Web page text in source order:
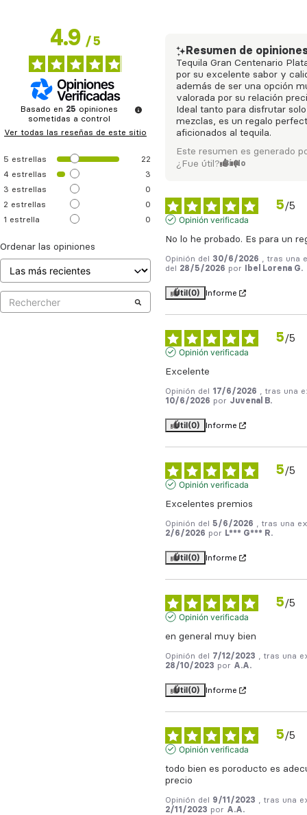
4.9/5
Basado en 25 opiniones
sometidas a control
Ver todas las reseñas de este sitio
5 estrellas
22
4 estrellas
3
3 estrellas
0
2 estrellas
0
1 estrella 0
Ordenar las opiniones
Resumen de
Tequila Gran Centenario
por su excelente sabor y
además de ser una opción
valorada por su relación
Ideal tanto para disfrutar
mezclas, es un regalo
aficionados al tequila.
Este resumen es generado
¿Fue útil? Sí No
5/5
Opinión verificada
No lo he probado. Es para un
Opinión del 30/6/2026
, tras una
del 28/5/2026 por Ibel Lorena G.
Útil(0) Informe
5/5
Opinión verificada
Excelente
Opinión del 17/6/2026
, tras una
10/6/2026 por Juvenal B.
Útil(0) Informe
5/5
Opinión verificada
Excelentes premios
Opinión del 5/6/2026
, tras una
2/6/2026 por L*** G*** R.
Útil(0) Informe
5/5
Opinión verificada
en general muy bien
Opinión del 7/12/2023
, tras una
28/10/2023 por A.A.
Útil(0) Informe
5/5
Opinión verificada
todo bien es poroducto es
precio
Opinión del 9/11/2023
, tras una
2/11/2023 por A.A.